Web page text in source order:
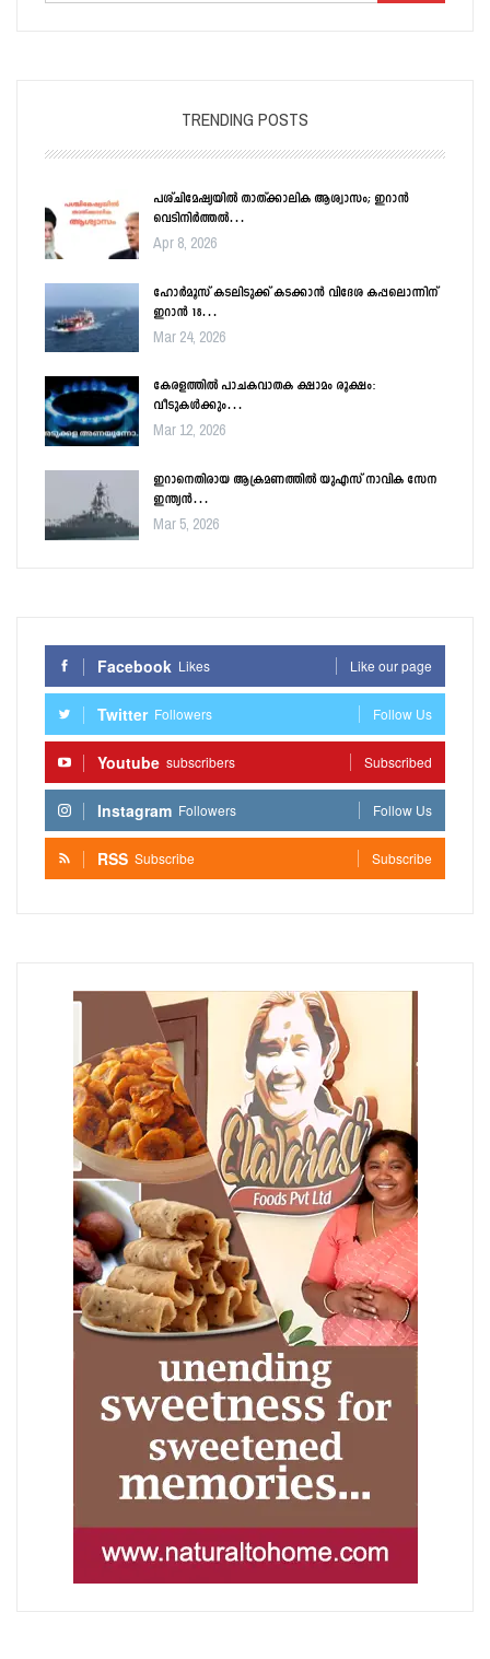
TRENDING POSTS
പശ്ചിമേഷ്യയിൽ താത്ക്കാലിക ആശ്വാസം; ഇറാൻ
വെടിനിർത്തൽ…
Apr 8, 2026
ഹോർമൂസ് കടലിടുക്ക് കടക്കാൻ വിദേശ കപ്പലൊന്നിന്
ഇറാൻ 18…
Mar 24, 2026
കേരളത്തിൽ പാചകവാതക ക്ഷാമം രൂക്ഷം:
വീടുകൾക്കും…
Mar 12, 2026
ഇറാനെതിരായ ആക്രമണത്തിൽ യുഎസ് നാവിക സേന
ഇന്ത്യൻ…
Mar 5, 2026
Facebook Likes Like our page
Twitter Followers Follow Us
Youtube subscribers Subscribed
Instagram Followers Follow Us
RSS Subscribe Subscribe